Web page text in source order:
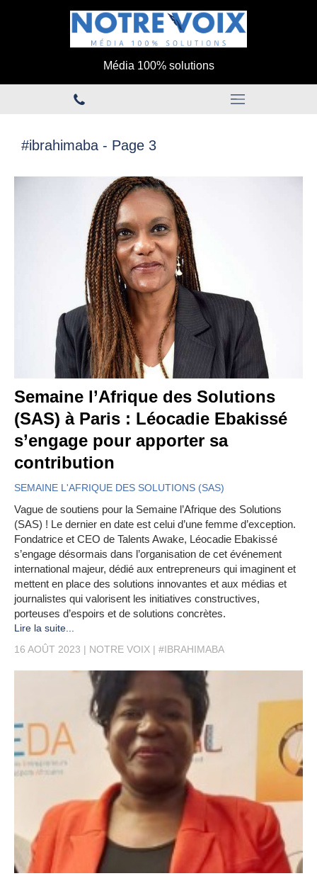
Média 100% solutions
#ibrahimaba - Page 3
Semaine l’Afrique des Solutions
(SAS) à Paris : Léocadie Ebakissé
s’engage pour apporter sa
contribution
SEMAINE L'AFRIQUE DES SOLUTIONS (SAS)
Vague de soutiens pour la Semaine l’Afrique des Solutions
(SAS) ! Le dernier en date est celui d’une femme d’exception.
Fondatrice et CEO de Talents Awake, Léocadie Ebakissé
s’engage désormais dans l’organisation de cet événement
international majeur, dédié aux entrepreneurs qui imaginent et
mettent en place des solutions innovantes et aux médias et
journalistes qui valorisent les initiatives constructives,
porteuses d’espoirs et de solutions concrètes.
Lire la suite...
16 AOÛT 2023
NOTRE VOIX #IBRAHIMABA